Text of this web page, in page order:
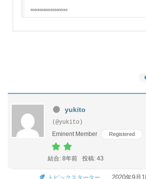
yukito
(@yukito)
Eminent Member
Registered
結合: 8年前 投稿: 43
2020年9月